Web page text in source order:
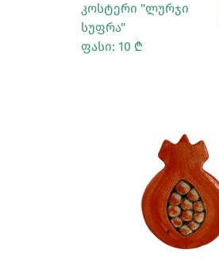
კოსტერი "ლურჯი
სუფრა"
ფასი: 10 ₾
Სრულად